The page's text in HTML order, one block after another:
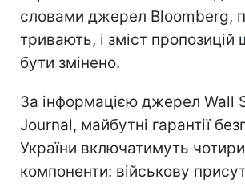
словами джерел Bloomberg,
тривають, і зміст
бути змінено.
За інформацією джерел Wall
Journal, майбутні гарантії
України включатимуть
компоненти: військову